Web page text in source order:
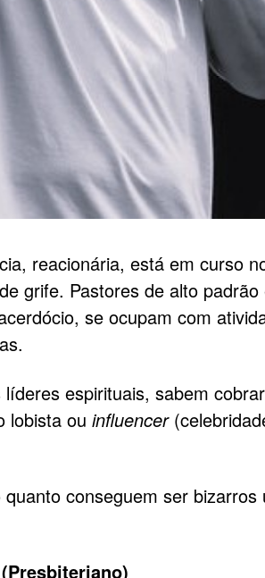
reacionária, está em curso
grife. Pastores de alto
se ocupam com
espirituais, sabem
lobista ou influencer
conseguem ser bizarros